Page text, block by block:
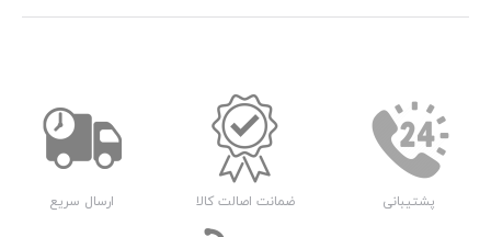
پشتیبانی ضمانت اصالت کالا ارسال سریع